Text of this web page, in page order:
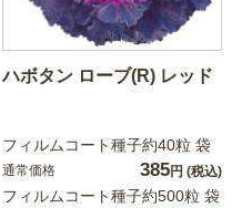
ハボタン ローブ(R) レッド
フィルムコート種子約40粒 袋
通常価格 385円 (税込)
フィルムコート種子約500粒 袋